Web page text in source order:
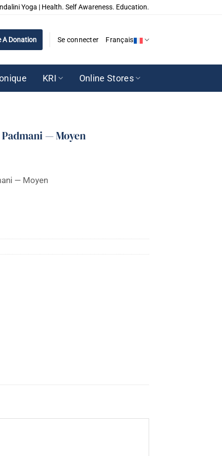
Yoga | Health. Self Awareness. Education.
A Donation Se connecter Français
KRI Online Stores
— Moyen
— Moyen